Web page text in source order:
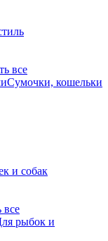
все
Сумочки, кошельки
и собак
все
рыбок и